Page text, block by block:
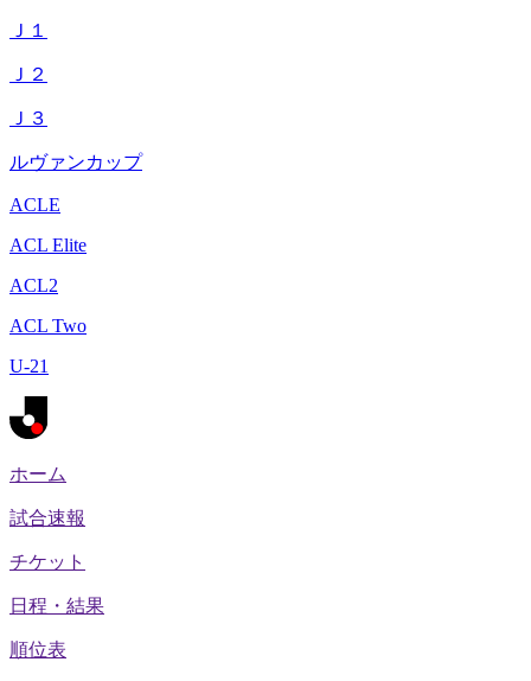
Ｊ１
Ｊ２
Ｊ３
ルヴァンカップ
ACLE
ACL Elite
ACL2
ACL Two
U-21
ホーム
試合速報
チケット
日程・結果
順位表